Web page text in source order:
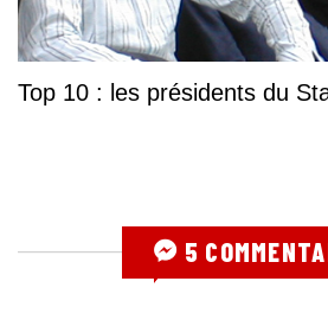
Top 10 : les présidents du
5